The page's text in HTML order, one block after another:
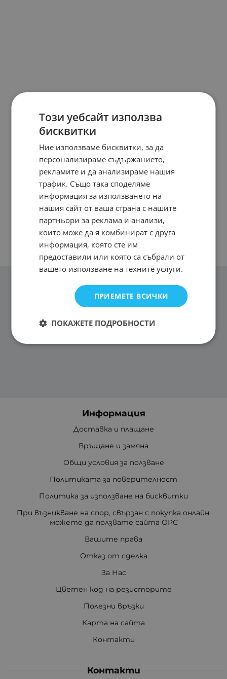
Информация
Доставка и плащане
Връщане и замяна
Общи условия за ползване
Политиката за поверителност
Политика за използване на бисквитки
При възникване на спор, свързан с покупка онлайн,
можете да ползвате сайта ОРС
Вашите права
Отказ от сделка
За Нас
Цветен код на резисторите
Полезни връзки
Карта на сайта
Контакти
Контакти
Този уебсайт използва
бисквитки
Ние използваме бисквитки, за да
персонализираме съдържанието,
рекламите и да анализираме нашия
трафик. Също така споделяме
информация за използването на
нашия сайт от ваша страна с нашите
партньори за реклама и анализи,
които може да я комбинират с друга
информация, която сте им
предоставили или която са събрали от
вашето използване на техните услуги.
ПРИЕМЕТЕ ВСИЧКИ
ПОКАЖЕТЕ ПОДРОБНОСТИ